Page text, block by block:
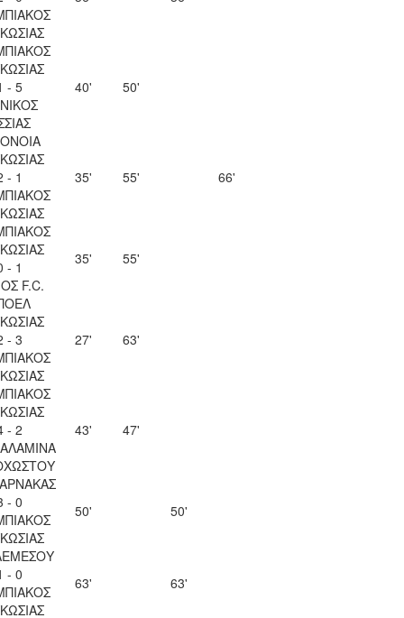
- 5
40' 50'
- 1
35' 55' 66'
- 1
F.C.
35' 55'
- 3
27' 63'
- 2
43' 47'
- 0
50' 50'
- 0
63' 63'